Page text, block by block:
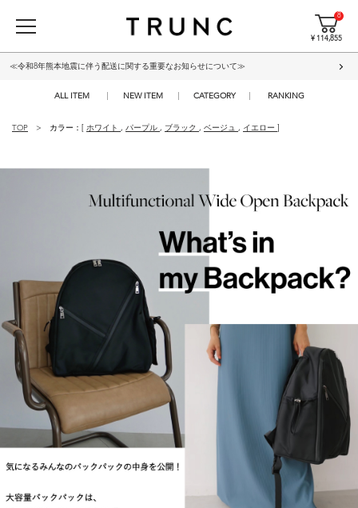
8
¥ 114,855
≪令和8年熊本地震に伴う配送に関する重要なお知らせについて≫
ALL ITEM NEW ITEM CATEGORY RANKING
TOP カラー：[ ホワイト , パープル , ブラック , ベージュ , イエロー